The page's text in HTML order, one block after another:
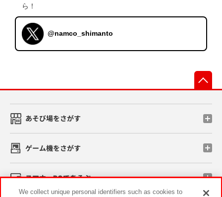
ら！
@namco_shimanto
あそび場をさがす
ゲーム機をさがす
スマホ・PCであそぶ
We collect unique personal identifiers such as cookies to